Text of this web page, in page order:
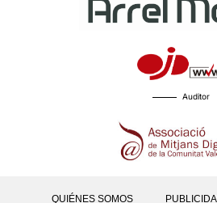
Auditor
QUIÉNES SOMOS